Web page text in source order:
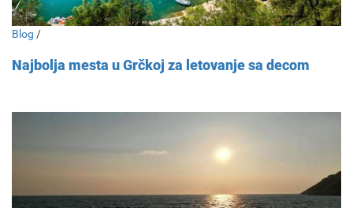
Blog /
Najbolja mesta u Grčkoj za letovanje sa decom